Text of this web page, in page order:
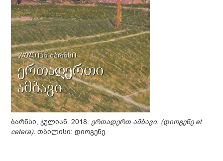
ბარნსი, ჯულიან. 2018.ერთადერთ ამბავი. (დიოგენე et
cetera).თბილისი: დიოგენე.